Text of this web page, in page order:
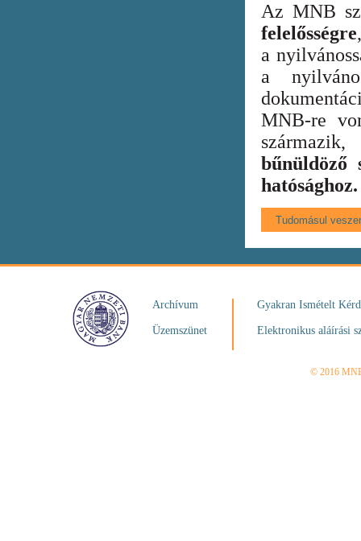
Az MNB
felelősségre
a
a
MNB-re
bűnüldöző
hatósághoz.
Archívum
Üzemszünet
Gyakran Ismételt
Elektronikus aláírási
© 2016